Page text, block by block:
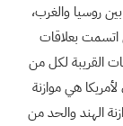
بين روسيا والغرب،
اتسمت بعلاقات
القريبة لكل من
هي موازنة
الهند والحد من